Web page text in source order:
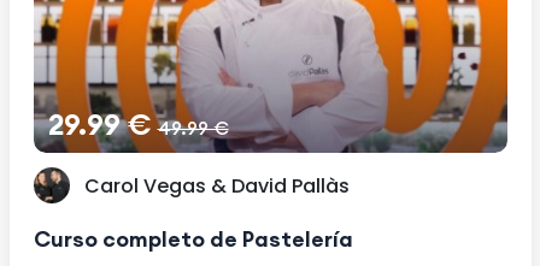
29.99 €49.99 €
Carol Vegas & David Pallàs
Curso completo de Pastelería